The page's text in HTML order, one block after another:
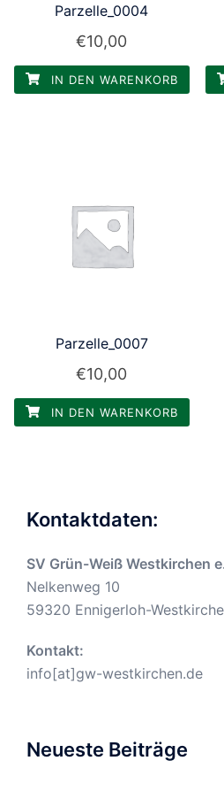
Parzelle_0004
€10,00
IN DEN WARENKORB
Parzelle_0007
€10,00
IN DEN WARENKORB
Kontaktdaten:
SV Grün-Weiß Westkirchen
Nelkenweg 10
59320 Ennigerloh-
Kontakt:
info[at]gw-westkirchen.de
Neueste Beiträge